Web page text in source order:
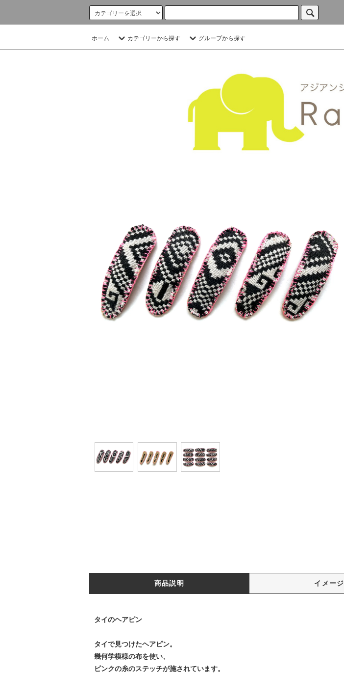
ホーム カテゴリーから探す グループから探す
商品説明 イメージ
タイのヘアピン
タイで見つけたヘアピン。
幾何学模様の布を使い、
ピンクの糸のステッチが施されています。